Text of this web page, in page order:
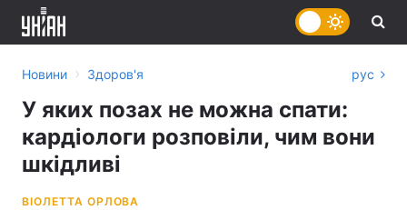
Новини › Здоров'я рус
У яких позах не можна спати:
кардіологи розповіли, чим вони
шкідливі
ВІОЛЕТТА ОРЛОВА